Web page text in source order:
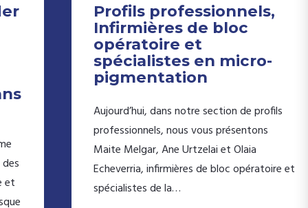
et
Profils professionnels,
Infirmières de bloc
opératoire et
spécialistes en micro-
pigmentation
Aujourd’hui, dans notre section de profils
professionnels, nous vous présentons
Maite Melgar, Ane Urtzelai et Olaia
Echeverria, infirmières de bloc opératoire et
spécialistes de la…